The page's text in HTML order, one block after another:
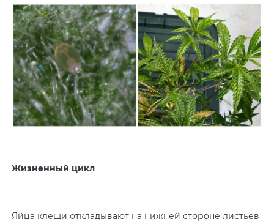
Жизненный цикл
Яйца клещи откладывают на нижней стороне листьев